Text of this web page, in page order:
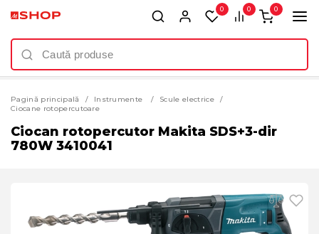
0 0 0
Pagină principală Instrumente
Scule electrice
Ciocane rotopercutoare
Ciocan rotopercutor Makita SDS+3-dir
780W 3410041